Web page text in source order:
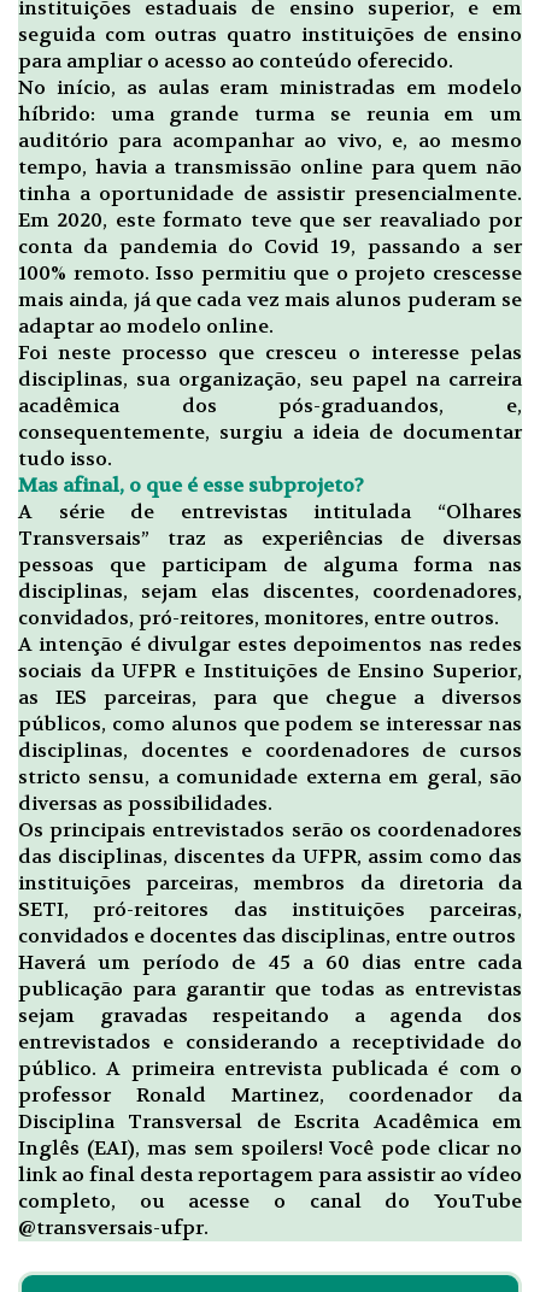
instituições estaduais de ensino superior, e em
seguida com outras quatro instituições de ensino
para ampliar o acesso ao conteúdo oferecido.
No início, as aulas eram ministradas em modelo
híbrido: uma grande turma se reunia em um
auditório para acompanhar ao vivo, e, ao mesmo
tempo, havia a transmissão online para quem não
tinha a oportunidade de assistir presencialmente.
Em 2020, este formato teve que ser reavaliado por
conta da pandemia do Covid 19, passando a ser
100% remoto. Isso permitiu que o projeto crescesse
mais ainda, já que cada vez mais alunos puderam se
adaptar ao modelo online.
Foi neste processo que cresceu o interesse pelas
disciplinas, sua organização, seu papel na carreira
acadêmica dos pós-graduandos, e,
consequentemente, surgiu a ideia de documentar
tudo isso.
Mas afinal, o que é esse subprojeto?
A série de entrevistas intitulada “Olhares
Transversais” traz as experiências de diversas
pessoas que participam de alguma forma nas
disciplinas, sejam elas discentes, coordenadores,
convidados, pró-reitores, monitores, entre outros.
A intenção é divulgar estes depoimentos nas redes
sociais da UFPR e Instituições de Ensino Superior,
as IES parceiras, para que chegue a diversos
públicos, como alunos que podem se interessar nas
disciplinas, docentes e coordenadores de cursos
stricto sensu, a comunidade externa em geral, são
diversas as possibilidades.
Os principais entrevistados serão os coordenadores
das disciplinas, discentes da UFPR, assim como das
instituições parceiras, membros da diretoria da
SETI, pró-reitores das instituições parceiras,
convidados e docentes das disciplinas, entre outros
Haverá um período de 45 a 60 dias entre cada
publicação para garantir que todas as entrevistas
sejam gravadas respeitando a agenda dos
entrevistados e considerando a receptividade do
público. A primeira entrevista publicada é com o
professor Ronald Martinez, coordenador da
Disciplina Transversal de Escrita Acadêmica em
Inglês (EAI), mas sem spoilers! Você pode clicar no
link ao final desta reportagem para assistir ao vídeo
completo, ou acesse o canal do YouTube
@transversais-ufpr.